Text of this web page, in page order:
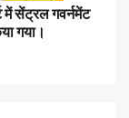
में सेंट्रल गवर्नमेंट
गया।